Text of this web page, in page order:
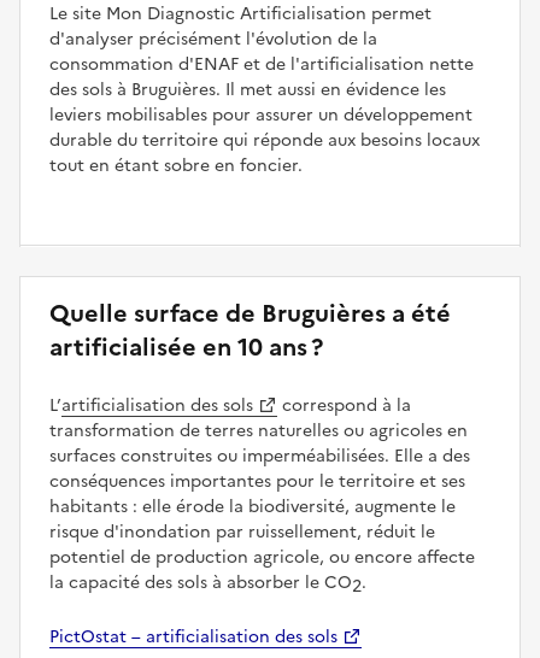
Le site Mon Diagnostic Artificialisation permet
d'analyser précisément l'évolution de la
consommation d'ENAF et de l'artificialisation nette
des sols à Bruguières. Il met aussi en évidence les
leviers mobilisables pour assurer un développement
durable du territoire qui réponde aux besoins locaux
tout en étant sobre en foncier.
Quelle surface de Bruguières a été
artificialisée en 10 ans ?
L’artificialisation des sols
correspond à la
transformation de terres naturelles ou agricoles en
surfaces construites ou imperméabilisées. Elle a des
conséquences importantes pour le territoire et ses
habitants : elle érode la biodiversité, augmente le
risque d'inondation par ruissellement, réduit le
potentiel de production agricole, ou encore affecte
la capacité des sols à absorber le CO2.
PictOstat – artificialisation des sols